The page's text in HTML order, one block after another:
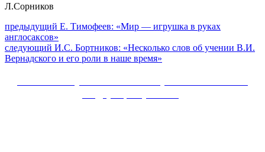
Л.Сорников
Навигация
по
записям
предыдущий Предыдущий
Е. Тимофеев: «Мир — игрушка в руках
англосаксов»
следующий Следующее
сообщение:
И.С. Бортников: «Несколько слов об учении В.И.
Вернадского и его роли в наше время»